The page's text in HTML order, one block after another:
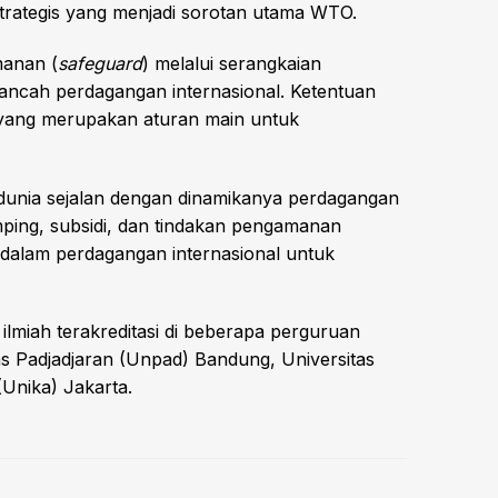
yang menjadi sorotan utama WTO.
(safeguard) melalui serangkaian
perdagangan internasional. Ketentuan
merupakan aturan main untuk
sejalan dengan dinamikanya perdagangan
subsidi, dan tindakan pengamanan
perdagangan internasional untuk
terakreditasi di beberapa perguruan
Padjadjaran (Unpad) Bandung, Universitas
Jakarta.